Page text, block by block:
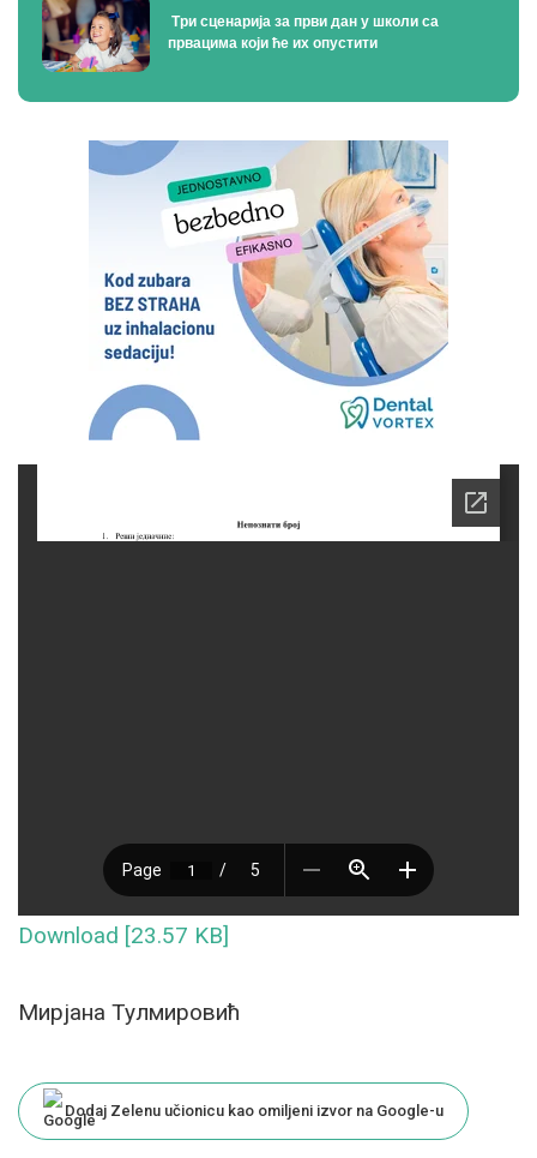
Tри сценарија за први дан у школи са
првацима који ће их опустити
Download [23.57 KB]
Мирјана Тулмировић
Dodaj Zelenu učionicu kao omiljeni izvor na Google-u